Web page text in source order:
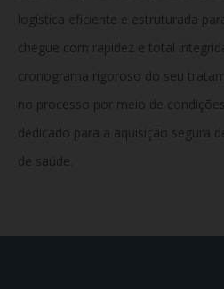
logística eficiente e estruturada
chegue com rapidez e total
cronograma rigoroso do seu
no processo por meio de
dedicado para a aquisição segura
de saúde.